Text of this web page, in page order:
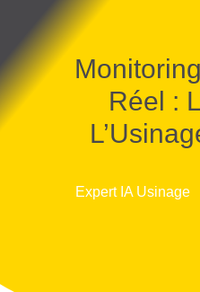
Réel :
Expert IA Usinage